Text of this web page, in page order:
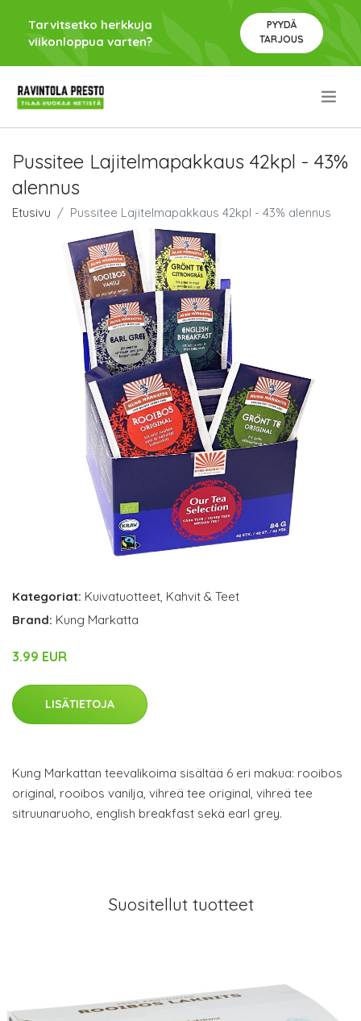
Tarvitsetko herkkuja
viikonloppua varten?
PYYDÄ
TARJOUS
Pussitee Lajitelmapakkaus 42kpl - 43%
alennus
Etusivu Pussitee Lajitelmapakkaus 42kpl - 43% alennus
Kategoriat: Kuivatuotteet, Kahvit & Teet
Brand: Kung Markatta
3.99 EUR
LISÄTIETOJA
Kung Markattan teevalikoima sisältää 6 eri makua: rooibos
original, rooibos vanilja, vihreä tee original, vihreä tee
sitruunaruoho, english breakfast sekä earl grey.
Suositellut tuotteet